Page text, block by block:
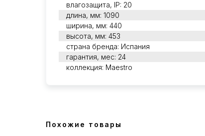
влагозащита, IP: 20
длина, мм: 1090
ширина, мм: 440
высота, мм: 453
страна бренда: Испания
гарантия, мес: 24
коллекция: Maestro
Похожие товары